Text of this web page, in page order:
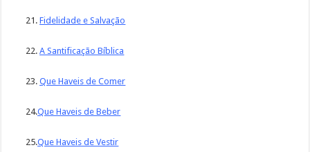
21.Fidelidade e Salvação
22.A Santificação Bíblica
23.Que Haveis de Comer
24.Que Haveis de Beber
25.Que Haveis de Vestir